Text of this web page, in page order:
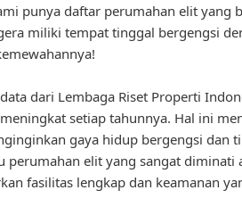
punya daftar perumahan elit yang
miliki tempat tinggal bergengsi
dari Lembaga Riset Properti
setiap tahunnya. Hal ini
gaya hidup bergengsi dan
perumahan elit yang sangat diminati
fasilitas lengkap dan keamanan